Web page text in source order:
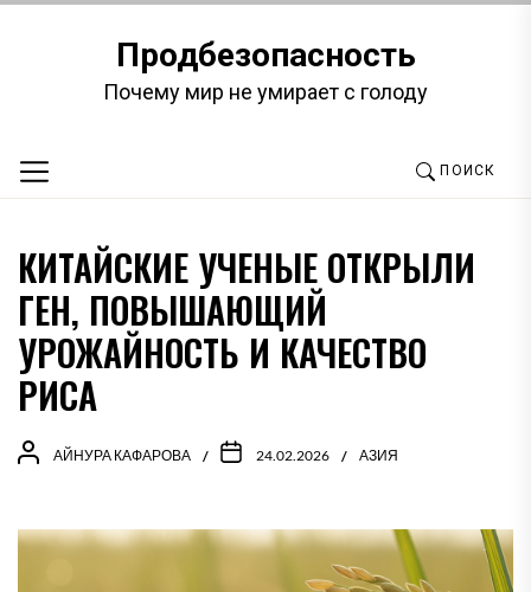
содержимомуПродбезопасность
Почему мир не умирает с голоду
ПОИСК
КИТАЙСКИЕ УЧЕНЫЕ ОТКРЫЛИ
ГЕН, ПОВЫШАЮЩИЙ
УРОЖАЙНОСТЬ И КАЧЕСТВО
РИСА
АЙНУРА КАФАРОВА 24.02.2026 АЗИЯ